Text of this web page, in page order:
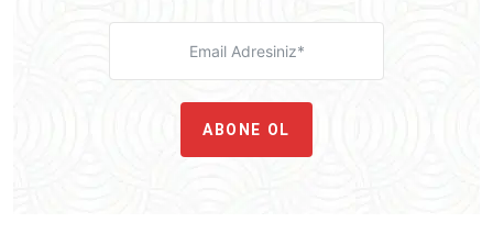
ABONE OL